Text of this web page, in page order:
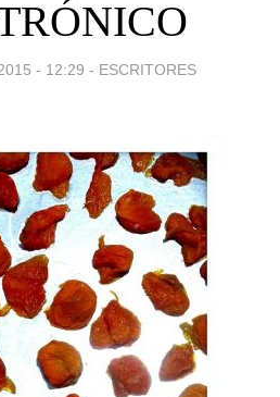
- 12:29 - ESCRITORES